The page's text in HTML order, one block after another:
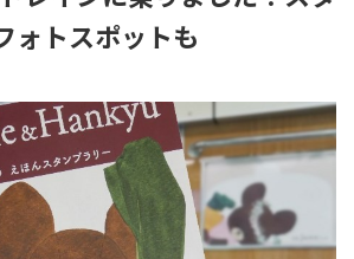
ォトスポットも